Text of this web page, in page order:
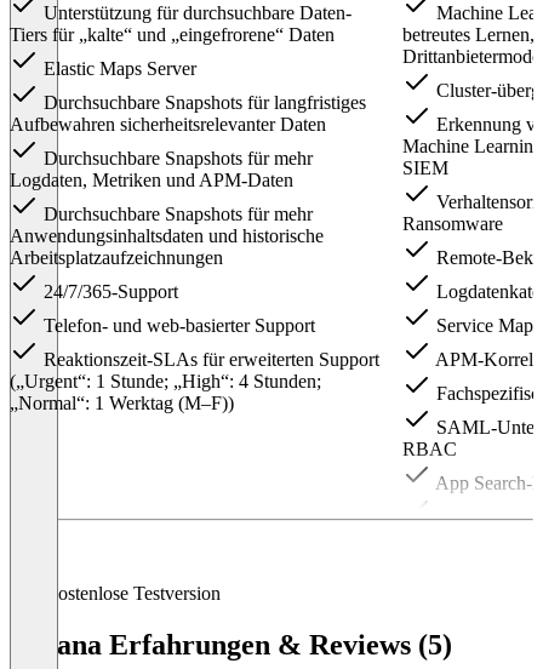
Unterstützung für durchsuchbare Daten-
Tiers für „kalte“ und „eingefrorene“ Daten
Elastic Maps Server
Durchsuchbare Snapshots für langfristiges
Aufbewahren sicherheitsrelevanter Daten
Durchsuchbare Snapshots für mehr
Logdaten, Metriken und APM-Daten
Durchsuchbare Snapshots für mehr
Anwendungsinhaltsdaten und historische
Arbeitsplatzaufzeichnungen
24/7/365-Support
Telefon- und web-basierter Support
Reaktionszeit-SLAs für erweiterten Support
(„Urgent“: 1 Stunde; „High“: 4 Stunden;
„Normal“: 1 Werktag (M–F))
Machine
betreutes
Cluster-
Erkennung
Machine
SIEM
Ransomware
Remote-
Service Maps
APM-
SAML-
RBAC
App Search-
Telefon- und
Kostenlose Testversion
Kibana Erfahrungen & Reviews (5)